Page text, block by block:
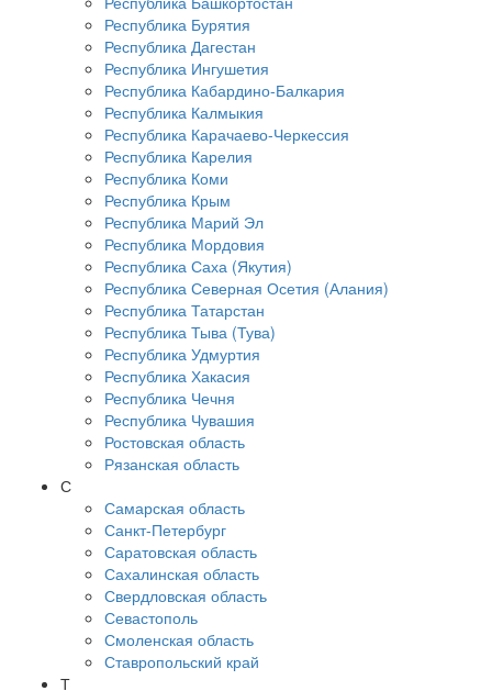
Республика Бурятия
Республика Дагестан
Республика Ингушетия
Республика Кабардино-Балкария
Республика Калмыкия
Республика Карачаево-Черкессия
Республика Карелия
Республика Коми
Республика Крым
Республика Марий Эл
Республика Мордовия
Республика Саха (Якутия)
Республика Северная Осетия (Алания)
Республика Татарстан
Республика Тыва (Тува)
Республика Удмуртия
Республика Хакасия
Республика Чечня
Республика Чувашия
Ростовская область
Рязанская область
С
Самарская область
Санкт-Петербург
Саратовская область
Сахалинская область
Свердловская область
Севастополь
Смоленская область
Ставропольский край
Т